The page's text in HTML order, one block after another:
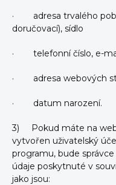
· adresa trvalého
doručovací), sídlo
· telefonní číslo, e-
· adresa webových
· datum narození.
3) Pokud máte na
vytvořen uživatelský
programu, bude
údaje poskytnuté v
jako jsou: